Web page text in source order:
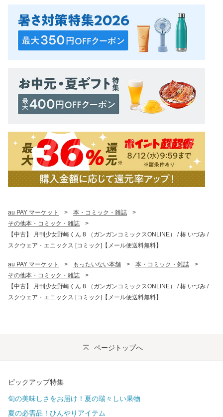
au PAY マーケット > 本・コミック・雑誌
>
その他本・コミック・雑誌
>
【中古】 月刊少女野崎くん 8 （ガンガンコミックスONLINE） / 椿 いづみ /
スクウェア・エニックス [コミック]【メール便送料無料】
au PAY マーケット > もったいない本舗 > 本・コミック・雑誌
>
その他本・コミック・雑誌
>
【中古】 月刊少女野崎くん 8 （ガンガンコミックスONLINE） / 椿 いづみ /
スクウェア・エニックス [コミック]【メール便送料無料】
ページトップへ
ピックアップ特集
旬の美味しさをお届け！夏の瑞々しい果物
夏の必需品！ひんやりアイテム